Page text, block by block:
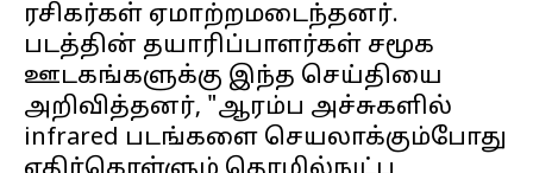
ரசிகர்கள் ஏமாற்றமடைந்தனர்.
படத்தின் தயாரிப்பாளர்கள் சமூக
ஊடகங்களுக்கு இந்த செய்தியை
அறிவித்தனர், "ஆரம்ப அச்சுகளில்
infrared படங்களை செயலாக்கும்போது